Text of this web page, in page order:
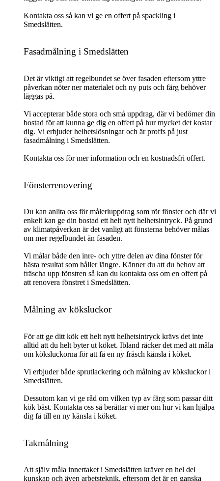
Kontakta oss så kan vi ge en offert på spackling i
Smedslätten.
Fasadmålning i Smedslätten
Det är viktigt att regelbundet se över fasaden eftersom yttre
påverkan nöter ner materialet och ny puts och färg behöver
läggas på.
Vi accepterar både stora och små uppdrag, där vi bedömer din
bostad för att kunna ge dig en offert på hur mycket det kostar
dig. Vi erbjuder helhetslösningar och är proffs på just
fasadmålning i Smedslätten.
Kontakta oss för mer information och en kostnadsfri offert.
Fönsterrenovering
Du kan anlita oss för måleriuppdrag som rör fönster och där vi
enkelt kan ge din bostad ett helt nytt helhetsintryck. På grund
av klimatpåverkan är det vanligt att fönsterna behöver målas
om mer regelbundet än fasaden.
Vi målar både den inre- och yttre delen av dina fönster för
bästa resultat som håller längre. Känner du att du behov att
fräscha upp fönstren så kan du kontakta oss om en offert på
att renovera fönstret i Smedslätten.
Målning av köksluckor
För att ge ditt kök ett helt nytt helhetsintryck krävs det inte
alltid att du helt byter ut köket. Ibland räcker det med att måla
om köksluckorna för att få en ny fräsch känsla i köket.
Vi erbjuder både sprutlackering och målning av köksluckor i
Smedslätten.
Dessutom kan vi ge råd om vilken typ av färg som passar ditt
kök bäst. Kontakta oss så berättar vi mer om hur vi kan hjälpa
dig få till en ny känsla i köket.
Takmålning
Att själv måla innertaket i Smedslätten kräver en hel del
kunskap och även arbetsteknik, eftersom det är en ganska